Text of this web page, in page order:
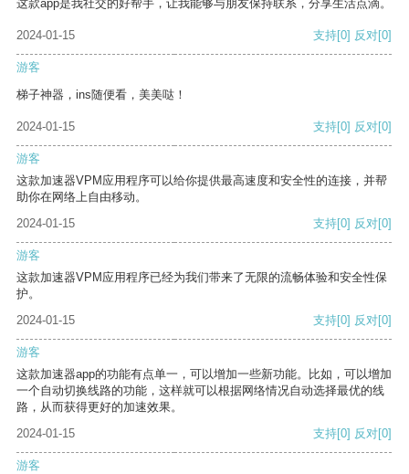
这款app是我社交的好帮手，让我能够与朋友保持联系，分享生活点滴。
2024-01-15 支持[0] 反对[0]
游客
梯子神器，ins随便看，美美哒！
2024-01-15 支持[0] 反对[0]
游客
这款加速器VPM应用程序可以给你提供最高速度和安全性的连接，并帮
助你在网络上自由移动。
2024-01-15
支持[0] 反对[0]
游客
这款加速器VPM应用程序已经为我们带来了无限的流畅体验和安全性保
护。
2024-01-15
支持[0] 反对[0]
游客
这款加速器app的功能有点单一，可以增加一些新功能。比如，可以增加
一个自动切换线路的功能，这样就可以根据网络情况自动选择最优的线
路，从而获得更好的加速效果。
2024-01-15
支持[0] 反对[0]
游客